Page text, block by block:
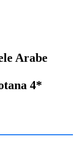
Arabe
4*